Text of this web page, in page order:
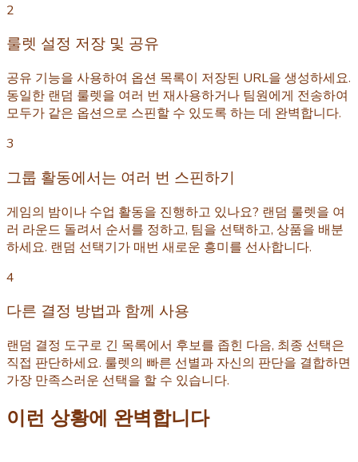
2
룰렛 설정 저장 및 공유
공유 기능을 사용하여 옵션 목록이 저장된 URL을 생성하세요.
동일한 랜덤 룰렛을 여러 번 재사용하거나 팀원에게 전송하여
모두가 같은 옵션으로 스핀할 수 있도록 하는 데 완벽합니다.
3
그룹 활동에서는 여러 번 스핀하기
게임의 밤이나 수업 활동을 진행하고 있나요? 랜덤 룰렛을 여
러 라운드 돌려서 순서를 정하고, 팀을 선택하고, 상품을 배분
하세요. 랜덤 선택기가 매번 새로운 흥미를 선사합니다.
4
다른 결정 방법과 함께 사용
랜덤 결정 도구로 긴 목록에서 후보를 좁힌 다음, 최종 선택은
직접 판단하세요. 룰렛의 빠른 선별과 자신의 판단을 결합하면
가장 만족스러운 선택을 할 수 있습니다.
이런 상황에 완벽합니다